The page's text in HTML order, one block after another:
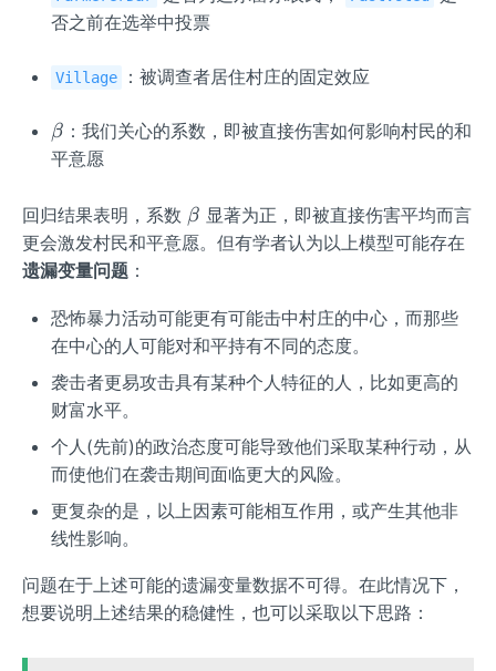
否之前在选举中投票
Village ：被调查者居住村庄的固定效应
\b
et
β ：我们关心的系数，即被直接伤害如何影响村民的和
平意愿
回归结果表明，系数 \b
et
β 显著为正，即被直接伤害平均而言
更会激发村民和平意愿。但有学者认为以上模型可能存在
遗漏变量问题 ：
恐怖暴力活动可能更有可能击中村庄的中心，而那些
在中心的人可能对和平持有不同的态度。
袭击者更易攻击具有某种个人特征的人，比如更高的
财富水平。
个人(先前)的政治态度可能导致他们采取某种行动，从
而使他们在袭击期间面临更大的风险。
更复杂的是，以上因素可能相互作用，或产生其他非
线性影响。
问题在于上述可能的遗漏变量数据不可得。在此情况下，
想要说明上述结果的稳健性，也可以采取以下思路：